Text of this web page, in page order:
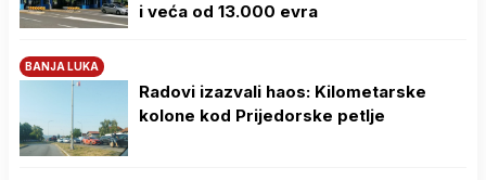
i veća od 13.000 evra
BANJA LUKA
Radovi izazvali haos: Kilometarske
kolone kod Prijedorske petlje